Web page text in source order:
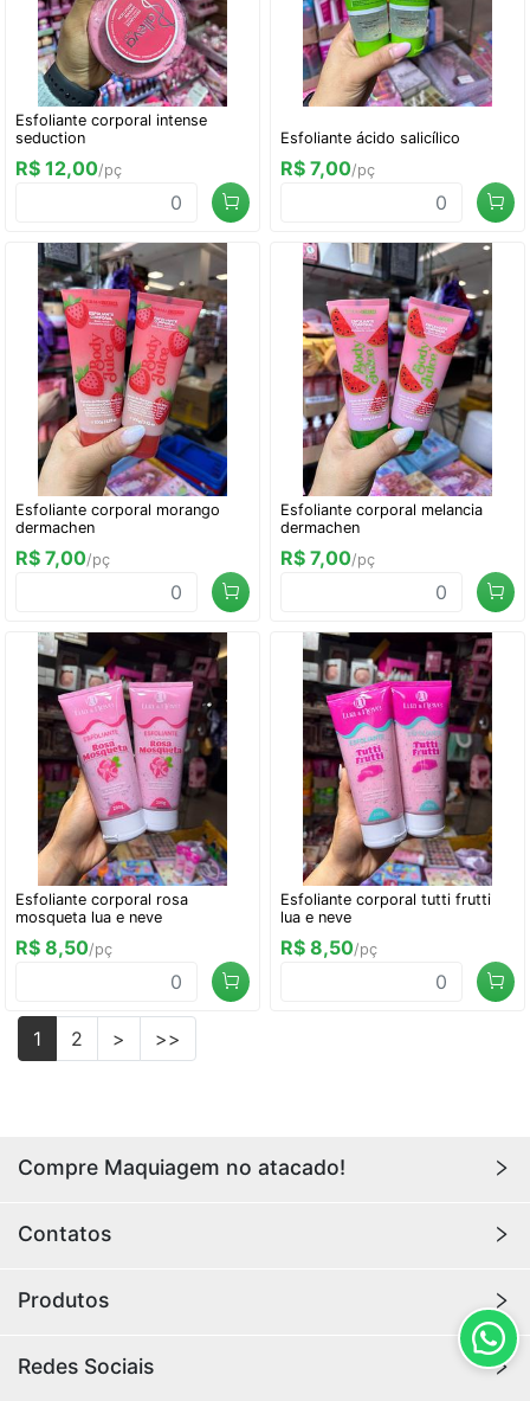
Esfoliante corporal intense
seduction
R$ 12,00/pç
Esfoliante ácido salicílico
R$ 7,00/pç
Esfoliante corporal morango
dermachen
R$ 7,00/pç
Esfoliante corporal melancia
dermachen
R$ 7,00/pç
Esfoliante corporal rosa
mosqueta lua e neve
R$ 8,50/pç
Esfoliante corporal tutti frutti
lua e neve
R$ 8,50/pç
1 2 > >>
Compre Maquiagem no atacado!
com os melhores preços. Acesse a loja da
Contatos
Rua Hannemann, 415, Loja 49, Canindé, São Paulo
- SP, 03031-040
Produtos
Paleta
Redes Sociais